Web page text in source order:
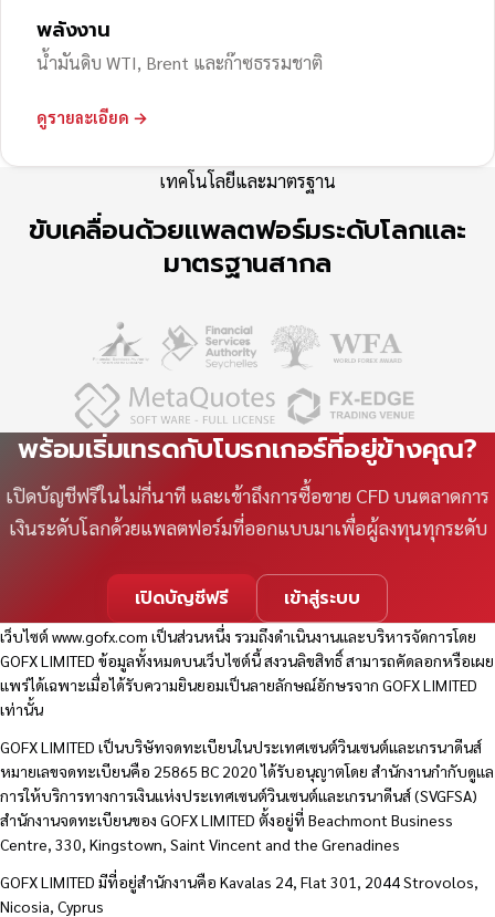
พลังงาน
น้ำมันดิบ WTI, Brent และก๊าซธรรมชาติ
ดูรายละเอียด →
เทคโนโลยีและมาตรฐาน
ขับเคลื่อนด้วยแพลตฟอร์มระดับโลกและ
มาตรฐานสากล
พร้อมเริ่มเทรดกับโบรกเกอร์ที่อยู่ข้างคุณ?
เปิดบัญชีฟรีในไม่กี่นาที และเข้าถึงการซื้อขาย CFD บนตลาดการ
เงินระดับโลกด้วยแพลตฟอร์มที่ออกแบบมาเพื่อผู้ลงทุนทุกระดับ
เปิดบัญชีฟรี เข้าสู่ระบบ
เว็บไซต์www.gofx.com เป็นส่วนหนึ่ง รวมถึงดำเนินงานและบริหารจัดการโดย
GOFX LIMITED ข้อมูลทั้งหมดบนเว็บไซต์นี้ สงวนลิขสิทธิ์ สามารถคัดลอกหรือเผย
แพร่ได้เฉพาะเมื่อได้รับความยินยอมเป็นลายลักษณ์อักษรจาก GOFX LIMITED
เท่านั้น
GOFX LIMITED เป็นบริษัทจดทะเบียนในประเทศเซนต์วินเซนต์และเกรนาดีนส์
หมายเลขจดทะเบียนคือ 25865 BC 2020 ได้รับอนุญาตโดย สำนักงานกำกับดูแล
การให้บริการทางการเงินแห่งประเทศเซนต์วินเซนต์และเกรนาดีนส์ (SVGFSA)
สำนักงานจดทะเบียนของ GOFX LIMITED ตั้งอยู่ที่ Beachmont Business
Centre, 330, Kingstown, Saint Vincent and the Grenadines
GOFX LIMITED มีที่อยู่สำนักงานคือ Kavalas 24, Flat 301, 2044 Strovolos,
Nicosia, Cyprus